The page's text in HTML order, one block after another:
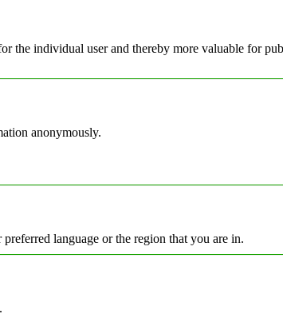
the individual user and thereby more valuable for
anonymously.
language or the region that you are in.